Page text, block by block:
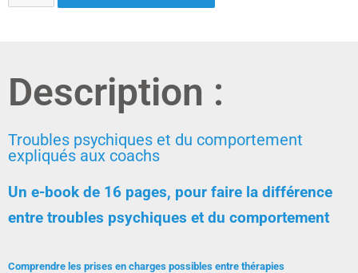
Description :
Troubles psychiques et du comportement
expliqués aux coachs
Un e-book de 16 pages, pour faire la différence
entre troubles psychiques et du comportement
Comprendre les prises en charges possibles entre thérapies